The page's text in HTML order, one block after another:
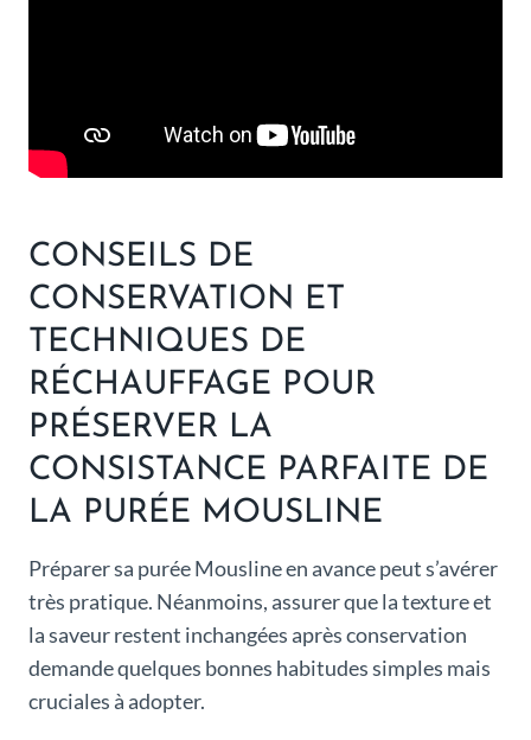
CONSEILS DE
CONSERVATION ET
TECHNIQUES DE
RÉCHAUFFAGE POUR
PRÉSERVER LA
CONSISTANCE PARFAITE DE
LA PURÉE MOUSLINE
Préparer sa purée Mousline en avance peut s’avérer
très pratique. Néanmoins, assurer que la texture et
la saveur restent inchangées après conservation
demande quelques bonnes habitudes simples mais
cruciales à adopter.